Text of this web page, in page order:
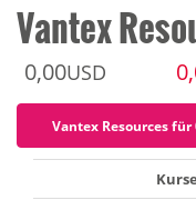
Vantex
0,00USD
Vantex Resources für